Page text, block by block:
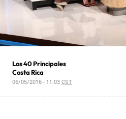
Los 40 Principales
Costa Rica
06/05/2016 - 11:03CST